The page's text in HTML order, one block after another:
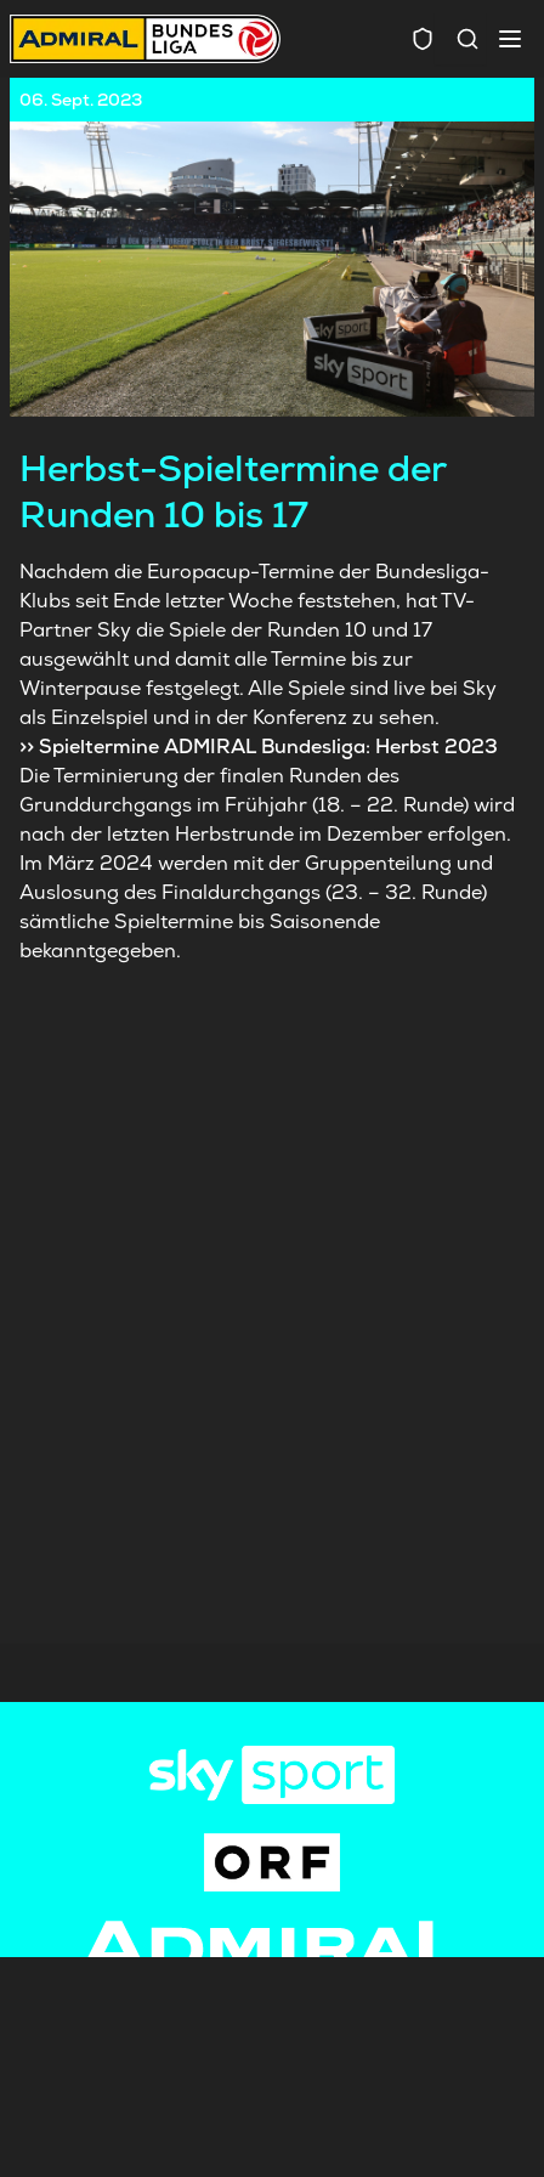
06. Sept. 2023
Herbst-Spieltermine der
Runden 10 bis 17
Nachdem die Europacup-Termine der Bundesliga-
Klubs seit Ende letzter Woche feststehen, hat TV-
Partner Sky die Spiele der Runden 10 und 17
ausgewählt und damit alle Termine bis zur
Winterpause festgelegt. Alle Spiele sind live bei Sky
als Einzelspiel und in der Konferenz zu sehen.
>> Spieltermine ADMIRAL Bundesliga: Herbst 2023
Die Terminierung der finalen Runden des
Grunddurchgangs im Frühjahr (18. – 22. Runde) wird
nach der letzten Herbstrunde im Dezember erfolgen.
Im März 2024 werden mit der Gruppenteilung und
Auslosung des Finaldurchgangs (23. – 32. Runde)
sämtliche Spieltermine bis Saisonende
bekanntgegeben.